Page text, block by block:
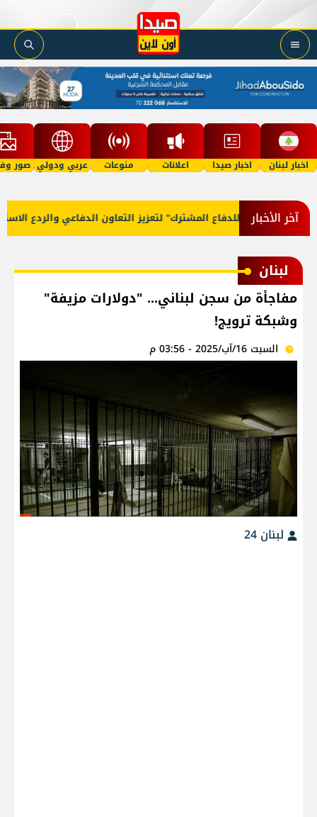
اخبار لبنان اخبار صيدا اعلانات منوعات عربي ودولي صور
آخر الأخبار
مكة للدفاع المشترك" لتعزيز التعاون الدفاعي والردع
لبنان
مفاجأة من سجن لبناني... "دولارات مزيفة"
وشبكة ترويج!
السبت 16/آب/2025 - 03:56 م
لبنان 24